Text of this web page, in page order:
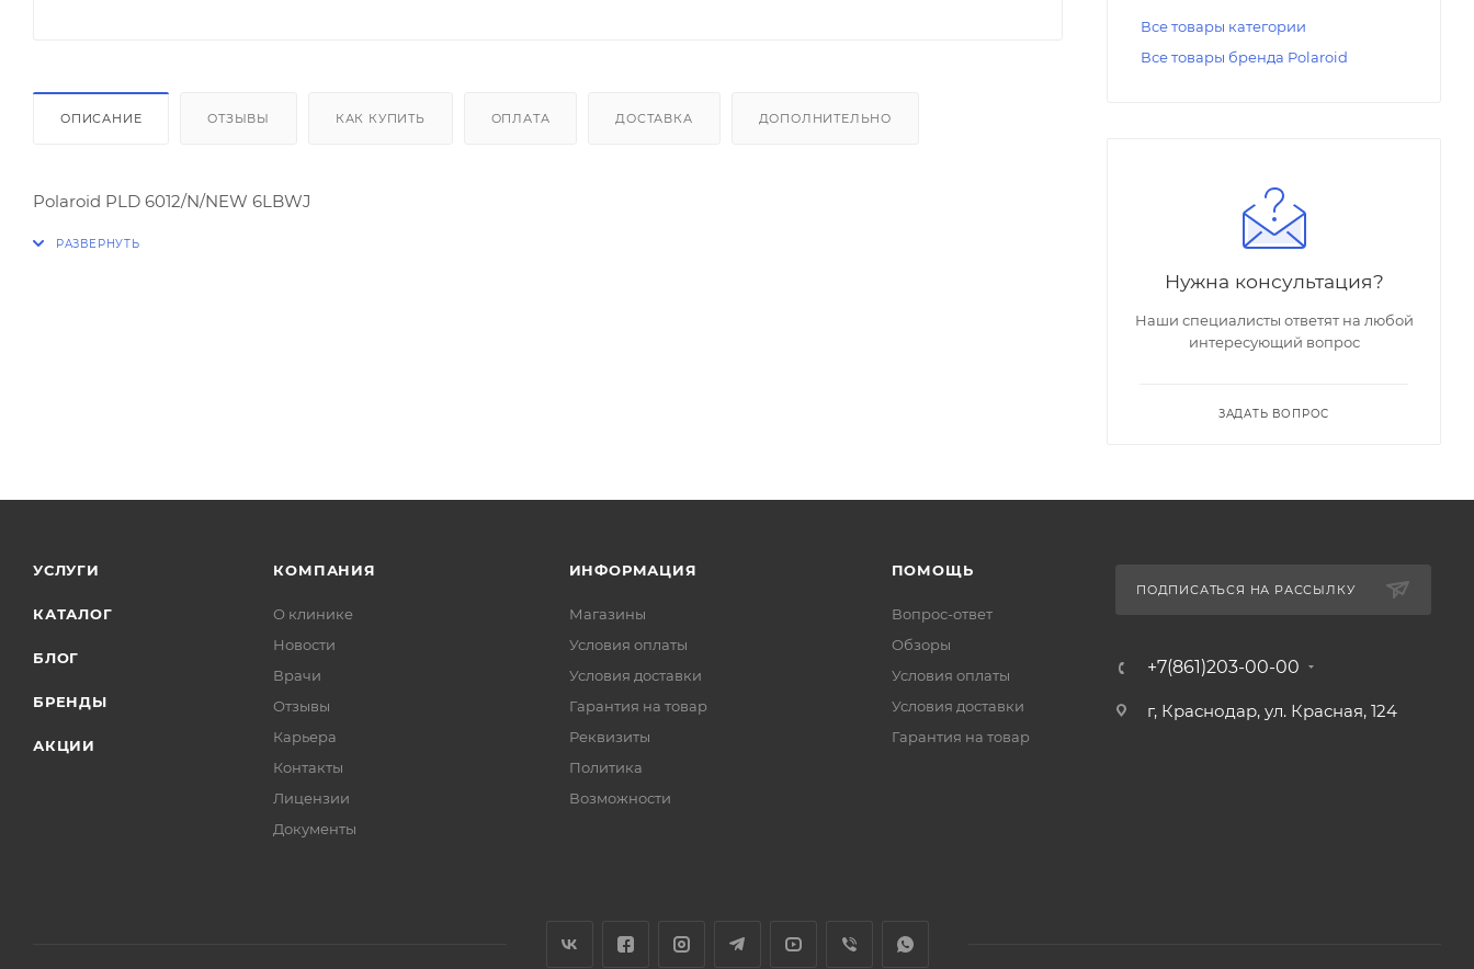
ОПИСАНИЕ ОТЗЫВЫ КАК КУПИТЬ ОПЛАТА ДОСТАВКА ДОПОЛНИТЕЛЬНО
Polaroid PLD 6012/N/NEW 6LBWJ
Все товары категории
Все товары бренда Polaroid
Нужна консультация?
Наши специалисты ответят на любой
интересующий вопрос
ЗАДАТЬ ВОПРОС
УСЛУГИ
КАТАЛОГ
БЛОГ
БРЕНДЫ
АКЦИИ
КОМПАНИЯ
О клинике
Новости
Врачи
Отзывы
Карьера
Контакты
Лицензии
Документы
ИНФОРМАЦИЯ
Магазины
Условия оплаты
Условия доставки
Гарантия на товар
Реквизиты
Политика
Возможности
ПОМОЩЬ
Вопрос-ответ
Обзоры
Условия оплаты
Условия доставки
Гарантия на товар
ПОДПИСАТЬСЯ НА РАССЫЛКУ
+7(861)203-00-00
г, Краснодар, ул. Красная, 124